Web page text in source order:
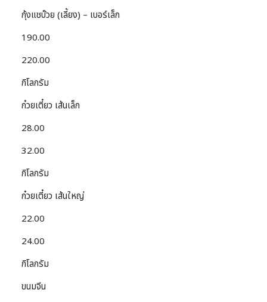
กุ้งแชบ๊วย (เลี้ยง) – เบอร์เล็ก
190.00
220.00
กิโลกรัม
ก๋วยเตี๋ยว เส้นเล็ก
28.00
32.00
กิโลกรัม
ก๋วยเตี๋ยว เส้นใหญ่
22.00
24.00
กิโลกรัม
ขนมจีน